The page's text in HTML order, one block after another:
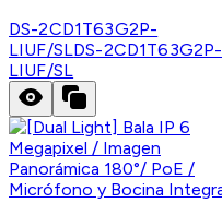
DS-2CD1T63G2P-
LIUF/SLDS-2CD1T63G2P-
LIUF/SL